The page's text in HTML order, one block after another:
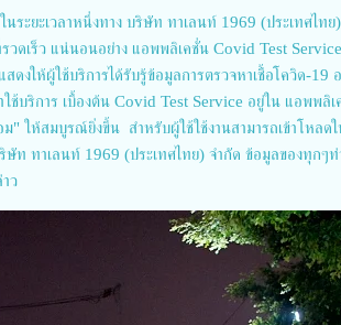
นระยะเวลาหนึ่งทาง บริษัท ทาเลนท์ 1969 (ประเทศไท
วดเร็ว แน่นอนอย่าง แอพพลิเคชั่น Covid Test
ดงให้ผู้ใช้บริการได้รับรู้ข้อมูลการตรวจหาเชื้อโควิด-
าใช้บริการ เบื้องต้น Covid Test Service อยู่ใน แอพพ
ให้สมบูรณ์ยิ่งขึ้น สำหรับผู้ใช้ใช้งานสามารถเข้าโหลด
ษัท ทาเลนท์ 1969 (ประเทศไทย) จํากัด ข้อมูลของทุกๆ
ว